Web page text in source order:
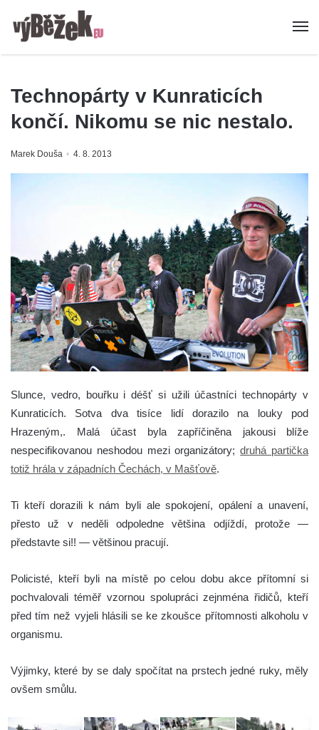
Technopárty v Kunraticích
končí. Nikomu se nic nestalo.
Marek Douša 4. 8. 2013
Slunce, vedro, bouřku i déšť si užili účastníci technopárty v
Kunraticích. Sotva dva tisíce lidí dorazilo na louky pod
Hrazeným,. Malá účast byla zapříčiněna jakousi blíže
nespecifikovanou neshodou mezi organizátory;druhá partička
totiž hrála v západních Čechách, v Mašťově.
Ti kteří dorazili k nám byli ale spokojení, opálení a unavení,
přesto už v neděli odpoledne většina odjíždí, protože —
představte si!! — většinou pracují.
Policisté, kteří byli na místě po celou dobu akce přítomní si
pochvalovali téměř vzornou spolupráci zejnména řidičů, kteří
před tím než vyjeli hlásili se ke zkoušce přítomnosti alkoholu v
organismu.
Výjimky, které by se daly spočítat na prstech jedné ruky, měly
ovšem smůlu.